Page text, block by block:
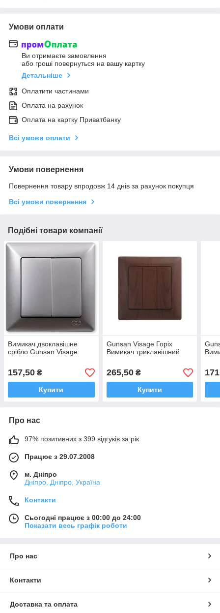
Умови оплати
Ви отримаєте замовлення
або гроші повернуться на вашу картку
Детальніше
Оплатити частинами
Оплата на рахунок
Оплата на картку Приватбанку
Всі умови оплати
Умови повернення
Повернення товару впродовж 14 днів за рахунок покупця
Всі умови повернення
Подібні товари компанії
Вимикач двоклавішне
срібло Gunsan Visage
157,50 ₴
Купити
Gunsan Visage Горіх
Вимикач триклавішний
265,50₴
Купити
171
Про нас
97% позитивних з 399 відгуків за рік
Працює з 29.07.2008
м. Дніпро
Дніпро, Дніпро, Україна
Контакти
Сьогодні працює з 00:00 до 24:00
Показати весь графік роботи
Про нас
Контакти
Доставка та оплата